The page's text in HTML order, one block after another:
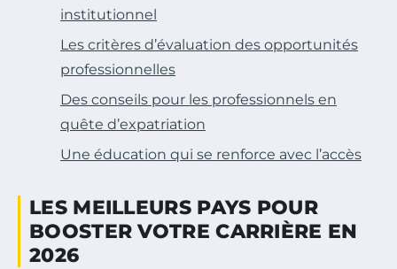
institutionnel
Les critères d’évaluation des opportunités
professionnelles
Des conseils pour les professionnels en
quête d’expatriation
Une éducation qui se renforce avec l’accès
LES MEILLEURS PAYS POUR
BOOSTER VOTRE CARRIÈRE EN
2026